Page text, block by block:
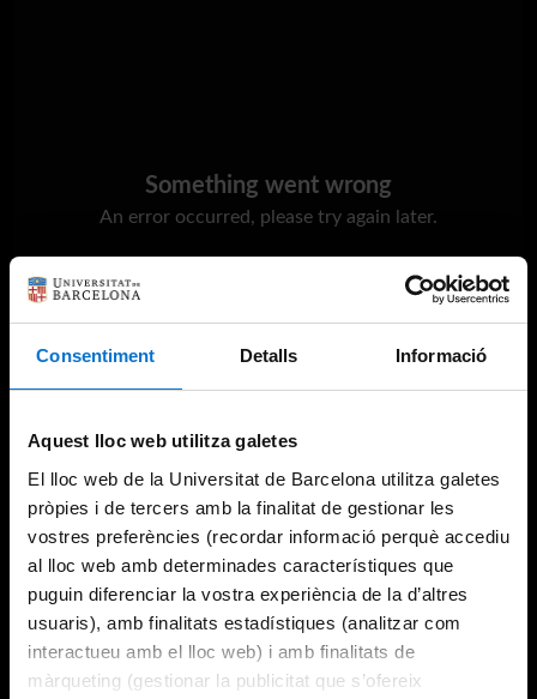
Consentiment Detalls Informació
Aquest lloc web utilitza galetes
El lloc web de la Universitat de Barcelona utilitza galetes
pròpies i de tercers amb la finalitat de gestionar les
vostres preferències (recordar informació perquè accediu
al lloc web amb determinades característiques que
puguin diferenciar la vostra experiència de la d’altres
usuaris), amb finalitats estadístiques (analitzar com
interactueu amb el lloc web) i amb finalitats de
màrqueting (gestionar la publicitat que s’ofereix
Something went wrong
An error occurred, please try again later.
Try again